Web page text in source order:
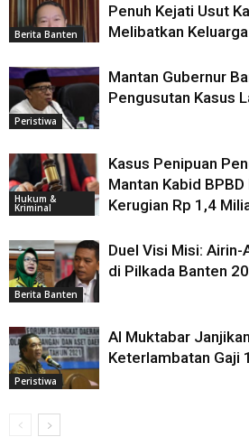
Berita Banten
Penuh Kejati Usut
Melibatkan
Peristiwa
Mantan Gubernur
Pengusutan Kasus
Hukum &
Kriminal
Kasus Penipuan
Mantan Kabid
Kerugian Rp 1,4
Berita Banten
Duel Visi Misi:
di Pilkada Banten
Peristiwa
Al Muktabar
Keterlambatan Gaji